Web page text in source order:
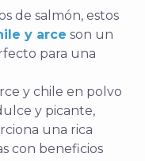
de salmón, estos
y arce son un
para una
y chile en polvo
y picante,
una rica
con beneficios